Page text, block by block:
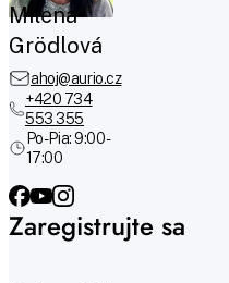
Milena
Grödlová
ahoj@aurio.cz
+420 734
553 355
Po-Pia: 9:00 -
17:00
Zaregistrujte sa